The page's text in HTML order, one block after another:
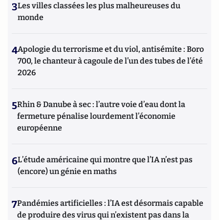
3Les villes classées les plus malheureuses du
monde
4Apologie du terrorisme et du viol, antisémite : Boro
700, le chanteur à cagoule de l’un des tubes de l’été
2026
5Rhin & Danube à sec : l’autre voie d’eau dont la
fermeture pénalise lourdement l’économie
européenne
6L’étude américaine qui montre que l’IA n’est pas
(encore) un génie en maths
7Pandémies artificielles : l’IA est désormais capable
de produire des virus qui n’existent pas dans la